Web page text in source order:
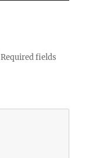
Required fields